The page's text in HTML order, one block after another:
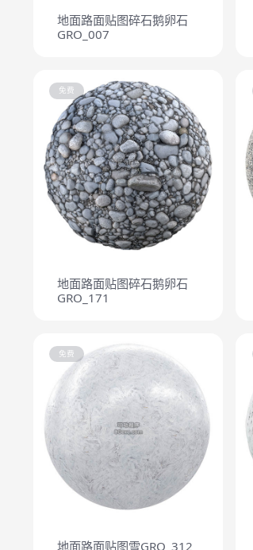
地面路面贴图碎石鹅卵石
GRO_007
免费
地面路面贴图碎石鹅卵石
GRO_171
免费
地面路面贴图雪GRO_312